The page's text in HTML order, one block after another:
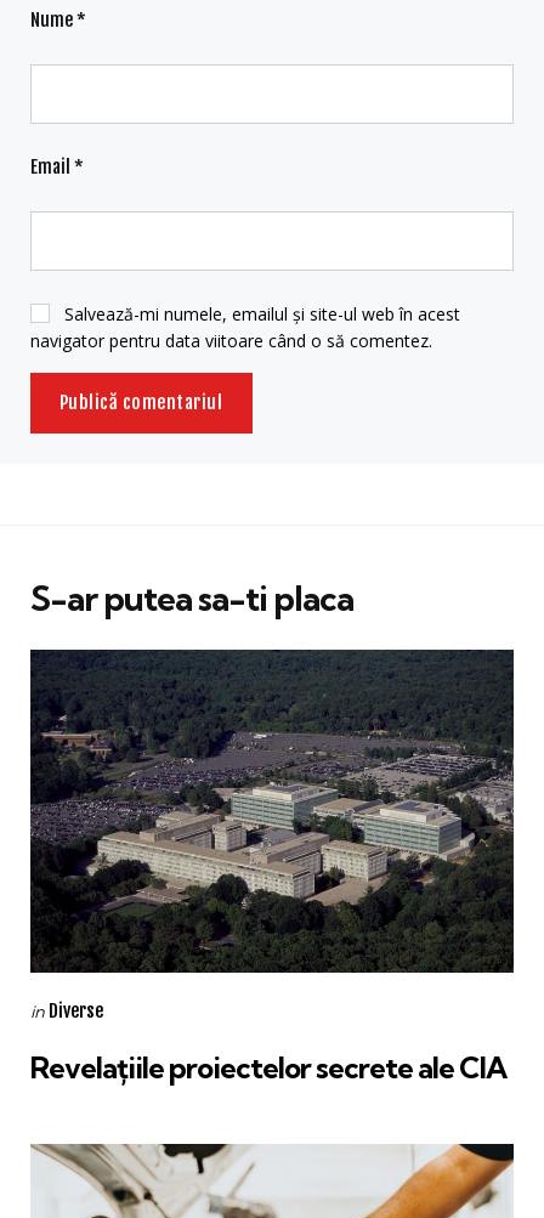
Nume*
Email *
Salvează-mi numele, emailul și site-ul web în acest
navigator pentru data viitoare când o să comentez.
S-ar putea sa-ti placa
Categories
Posted
in Diverse
Revelațiile proiectelor secrete ale CIA